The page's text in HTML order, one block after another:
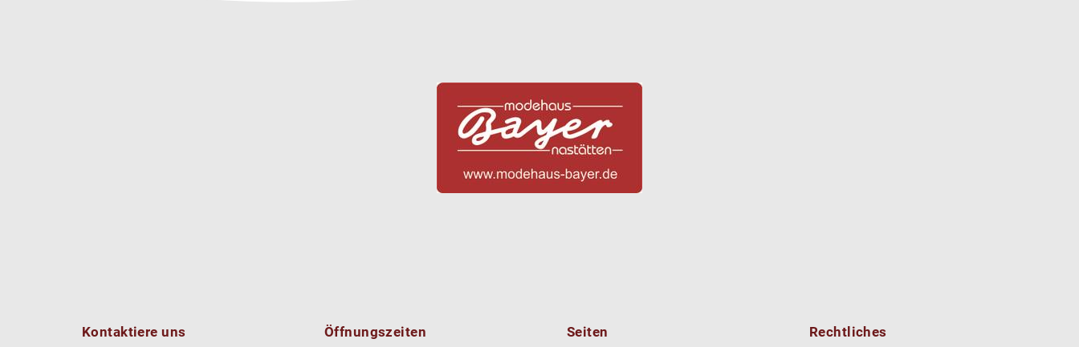
Kontaktiere uns Öffnungszeiten Seiten Rechtliches